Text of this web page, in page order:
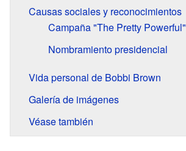
Causas sociales y reconocimientos
Campaña "The Pretty Powerful"
Nombramiento presidencial
Vida personal de Bobbi Brown
Galería de imágenes
Véase también